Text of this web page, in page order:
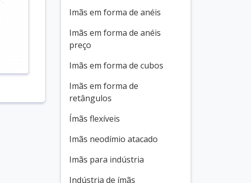
Imãs em forma de anéis
Imãs em forma de anéis
preço
Imãs em forma de cubos
Imãs em forma de
retângulos
Ímãs flexíveis
Imãs neodímio atacado
Imãs para indústria
Indústria de ímãs